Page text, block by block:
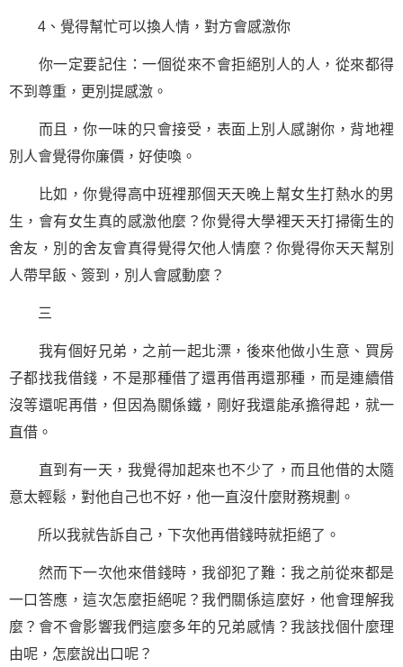
4、覺得幫忙可以換人情，對方會感激你
你一定要記住：一個從來不會拒絕別人的人，從來都得
不到尊重，更別提感激。
而且，你一味的只會接受，表面上別人感謝你，背地裡
別人會覺得你廉價，好使喚。
比如，你覺得高中班裡那個天天晚上幫女生打熱水的男
生，會有女生真的感激他麼？你覺得大學裡天天打掃衛生的
舍友，別的舍友會真得覺得欠他人情麼？你覺得你天天幫別
人帶早飯、簽到，別人會感動麼？
三
我有個好兄弟，之前一起北漂，後來他做小生意、買房
子都找我借錢，不是那種借了還再借再還那種，而是連續借
沒等還呢再借，但因為關係鐵，剛好我還能承擔得起，就一
直借。
直到有一天，我覺得加起來也不少了，而且他借的太隨
意太輕鬆，對他自己也不好，他一直沒什麼財務規劃。
所以我就告訴自己，下次他再借錢時就拒絕了。
然而下一次他來借錢時，我卻犯了難：我之前從來都是
一口答應，這次怎麼拒絕呢？我們關係這麼好，他會理解我
麼？會不會影響我們這麼多年的兄弟感情？我該找個什麼理
由呢，怎麼說出口呢？